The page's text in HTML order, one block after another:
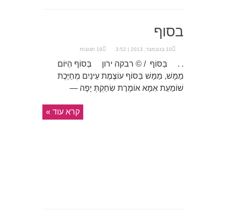
בסוף
10 בנובמבר, 2013 | 3:52 19 תגובות
. . בַּסּוֹף / © רבקה ירון בְּסוֹף הַיּוֹם
מַמָּשׁ, מַמָּשׁ בַּסּוֹף עוֹצֶמֶת עֵינַיִם מְחַיֶּכֶת
שׁוֹמַעַת אִמָּא אוֹמֶרֶת שִׂחַקְתְּ יָפֶה —
קרא עוד »